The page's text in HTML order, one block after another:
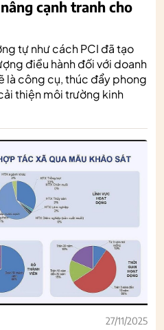
cạnh tranh cho
tự như cách PCI đã tạo
điều hành đối với doanh
là công cụ, thúc đẩy phong
thiện môi trường kinh
27/11/2025